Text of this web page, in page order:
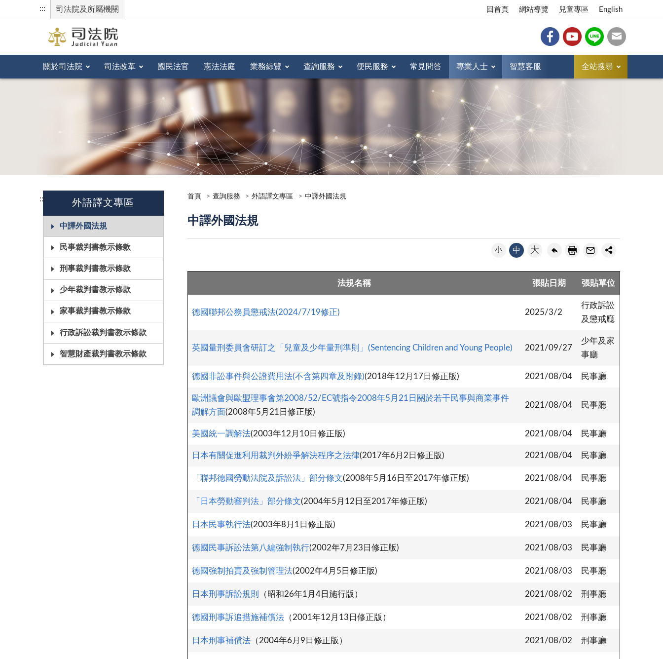
::: 司法院及所屬機關 回首頁 網站導覽 兒童專區 English
關於司法院 司法改革 國民法官 憲法法庭 業務綜覽 查詢服務 便民服務 常見問答 專業人士 智慧客服 全站搜尋
::: 外語譯文專區
中譯外國法規
民事裁判書教示條款
刑事裁判書教示條款
少年裁判書教示條款
家事裁判書教示條款
行政訴訟裁判書教示條款
智慧財產裁判書教示條款
首頁 查詢服務 外語譯文專區 中譯外國法規
中譯外國法規
小 中 大
法規名稱 張貼日期 張貼單位
德國聯邦公務員懲戒法(2024/7/19修正) 2025/3/2
行政訴訟
及懲戒廳
英國量刑委員會研訂之「兒童及少年量刑準則」(Sentencing Children and Young People) 2021/09/27
少年及家
事廳
德國非訟事件與公證費用法(不含第四章及附錄)(2018年12月17日修正版) 2021/08/04 民事廳
歐洲議會與歐盟理事會第2008/52/EC號指令2008年5月21日關於若干民事與商業事件
調解方面(2008年5月21日修正版)
2021/08/04 民事廳
美國統一調解法(2003年12月10日修正版) 2021/08/04 民事廳
日本有關促進利用裁判外紛爭解決程序之法律(2017年6月2日修正版) 2021/08/04 民事廳
「聯邦德國勞動法院及訴訟法」部分條文(2008年5月16日至2017年修正版) 2021/08/04 民事廳
「日本勞動審判法」部分條文(2004年5月12日至2017年修正版) 2021/08/04 民事廳
日本民事執行法(2003年8月1日修正版) 2021/08/03 民事廳
德國民事訴訟法第八編強制執行(2002年7月23日修正版) 2021/08/03 民事廳
德國強制拍賣及強制管理法(2002年4月5日修正版) 2021/08/03 民事廳
日本刑事訴訟規則 （昭和26年1月4日施行版） 2021/08/02 刑事廳
德國刑事訴追措施補償法 （2001年12月13日修正版） 2021/08/02 刑事廳
日本刑事補償法 （2004年6月9日修正版） 2021/08/02 刑事廳